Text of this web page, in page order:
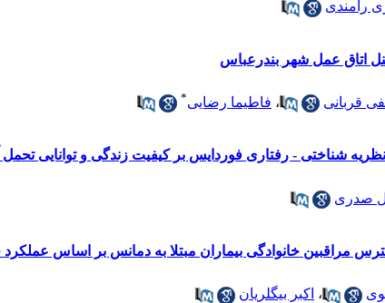
رامندی
اتاق عمل شهر بندرعباس
قربانی ، فاطیما رضایی*
شناختی - رفتاری فوردایس بر کیفیت زندگی و توانایی
صدری
مراقبین خانوادگی بیماران مبتلا به دمانس بر اساس عملکرد
، اکبر بیگلریان